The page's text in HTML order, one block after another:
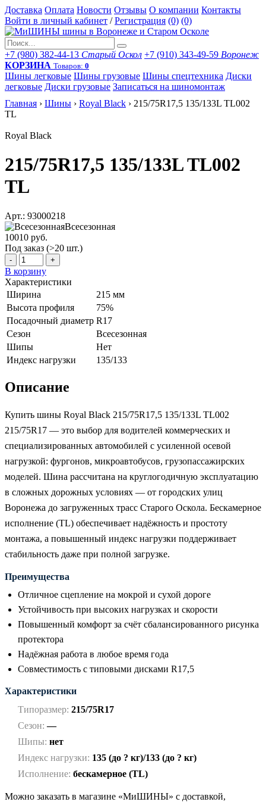
Доставка Оплата Новости Отзывы О компании Контакты
Войти в личный кабинет / Регистрация (0) (0)
+7 (980) 382-44-13 Старый Оскол +7 (910) 343-49-59 Воронеж
КОРЗИНА Товаров: 0
Шины легковые Шины грузовые Шины спецтехника Диски
легковые Диски грузовые Записаться на шиномонтаж
Главная › Шины › Royal Black › 215/75R17,5 135/133L TL002
TL
Royal Black
215/75R17,5 135/133L TL002
TL
Арт.: 93000218
Всесезонная
10010 руб.
Под заказ (>20 шт.)
- +
В корзину
Характеристики
Ширина
215 мм
Высота профиля
75%
Посадочный диаметр R17
Сезон
Всесезонная
Шипы
Нет
Индекс нагрузки
135/133
Описание
Купить шины Royal Black 215/75R17,5 135/133L TL002
215/75R17 — это выбор для водителей коммерческих и
специализированных автомобилей с усиленной осевой
нагрузкой: фургонов, микроавтобусов, грузопассажирских
моделей. Шина рассчитана на круглогодичную эксплуатацию
в сложных дорожных условиях — от городских улиц
Воронежа до загруженных трасс Старого Оскола. Бескамерное
исполнение (TL) обеспечивает надёжность и простоту
монтажа, а повышенный индекс нагрузки поддерживает
стабильность даже при полной загрузке.
Преимущества
Отличное сцепление на мокрой и сухой дороге
Устойчивость при высоких нагрузках и скорости
Повышенный комфорт за счёт сбалансированного рисунка
протектора
Надёжная работа в любое время года
Совместимость с типовыми дисками R17,5
Характеристики
Типоразмер: 215/75R17
Сезон: —
Шипы: нет
Индекс нагрузки: 135 (до ? кг)/133 (до ? кг)
Исполнение: бескамерное (TL)
Можно заказать в магазине «МиШИНЫ» с доставкой,